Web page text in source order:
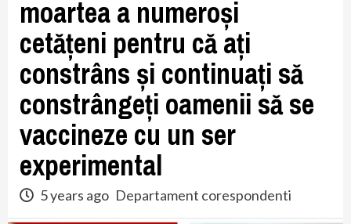
moartea a numeroși
cetățeni pentru că ați
constrâns și continuați să
constrângeți oamenii să se
vaccineze cu un ser
experimental
5 years ago Departament corespondenti